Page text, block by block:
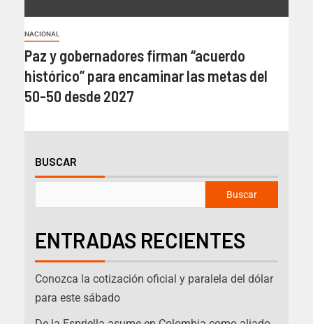
NACIONAL
Paz y gobernadores firman “acuerdo
histórico” para encaminar las metas del
50-50 desde 2027
BUSCAR
Buscar
ENTRADAS RECIENTES
Conozca la cotización oficial y paralela del dólar
para este sábado